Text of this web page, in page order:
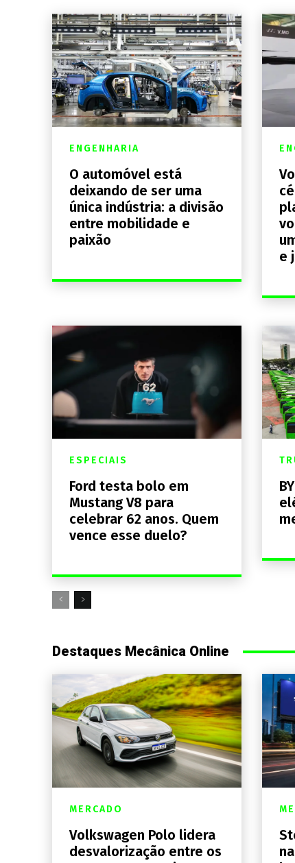
ENGENHARIA
O automóvel está
deixando de ser uma
única indústria: a divisão
entre mobilidade e
paixão
e
ESPECIAIS
Ford testa bolo em
Mustang V8 para
celebrar 62 anos. Quem
vence esse duelo?
Destaques Mecânica Online
MERCADO
Volkswagen Polo lidera
desvalorização entre os